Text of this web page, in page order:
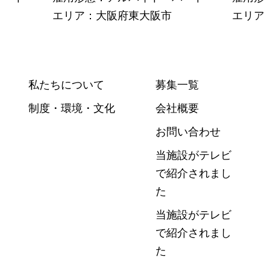
エリア：大阪府東大阪市
エリア
私たちについて
制度・環境・文化
募集一覧
会社概要
お問い合わせ
当施設がテレビ
で紹介されまし
た
当施設がテレビ
で紹介されまし
た